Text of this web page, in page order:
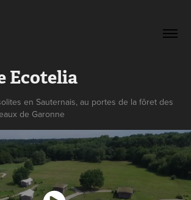
Ecotelia
en Sauternais, au portes de la fôret des
de Garonne